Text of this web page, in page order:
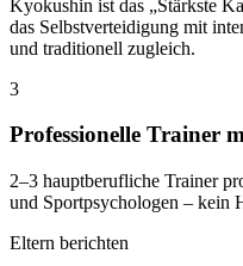
Kyokushin ist das „Stärkste
das Selbstverteidigung mit
und traditionell zugleich.
3
Professionelle Trainer
2–3 hauptberufliche Trainer
und Sportpsychologen – kein
Eltern berichten